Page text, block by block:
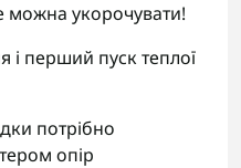
можна укорочувати!
і перший пуск теплої
потрібно
опір